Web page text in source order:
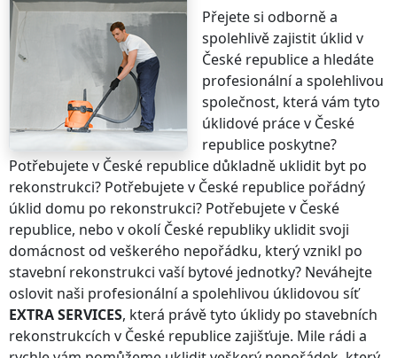
Přejete si odborně a
spolehlivě zajistit úklid v
České republicea hledáte
profesionální a spolehlivou
společnost, která vám tyto
úklidové prácev České
republice poskytne?
Potřebujetev České republicedůkladně uklidit byt po
rekonstrukci? Potřebujetev České republice pořádný
úklid domu po rekonstrukci? Potřebujetev České
republice, nebo v okolíČeské republiky uklidit svoji
domácnost od veškerého nepořádku, který vznikl po
stavební rekonstrukci vaší bytové jednotky? Neváhejte
oslovit naši profesionální a spolehlivou úklidovou síť
EXTRA SERVICES, která právě tyto úklidy po stavebních
rekonstrukcích v České republicezajišťuje. Mile rádi a